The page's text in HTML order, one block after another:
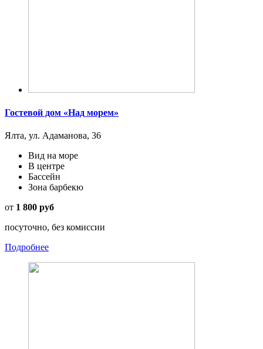
Гостевой дом «Над морем»
Ялта, ул. Адаманова, 36
Вид на море
В центре
Бассейн
Зона барбекю
от 1 800 руб
посуточно, без комиссии
Подробнее